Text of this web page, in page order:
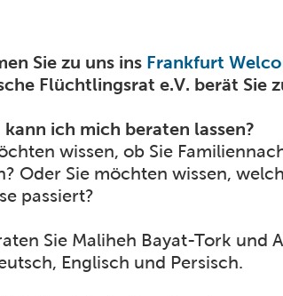
Sie zu uns ins Frankfurt
Flüchtlingsrat e.V. berät Sie
kann ich mich beraten lassen?
wissen, ob Sie
Oder Sie möchten wissen,
passiert?
Sie Maliheh Bayat-Tork und
Englisch und Persisch.